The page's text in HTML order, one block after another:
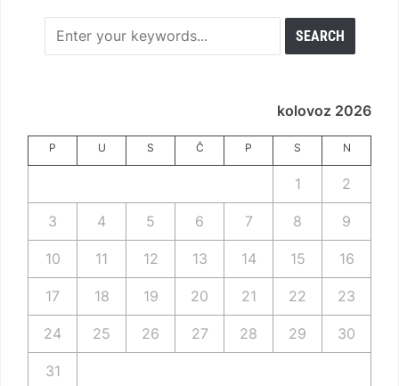
kolovoz 2026
P U S Č P S N
1 2
3 4 5 6 7 8 9
10 11 12 13 14 15 16
17 18 19 20 21 22 23
24 25 26 27 28 29 30
31